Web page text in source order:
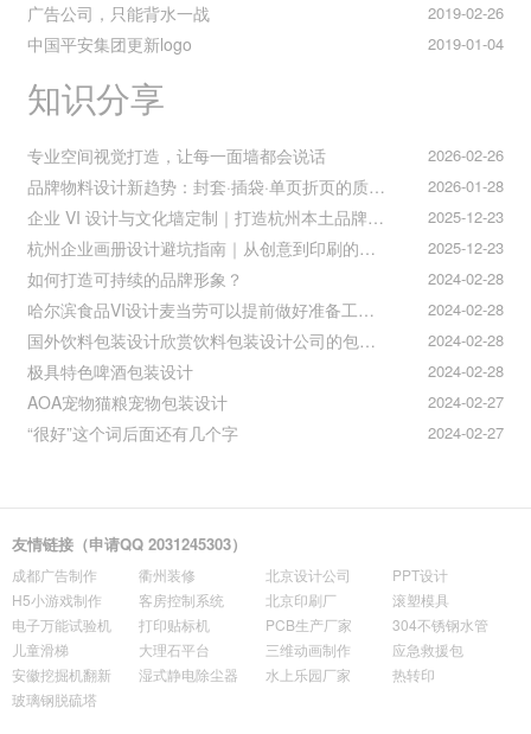
2019-02-26
广告公司，只能背水一战
2019-01-04
中国平安集团更新logo
知识分享
2026-02-26
专业空间视觉打造，让每一面墙都会说话
2026-01-28
品牌物料设计新趋势：封套·插袋·单页折页的质感升级之道
2025-12-23
企业 VI 设计与文化墙定制｜打造杭州本土品牌专属视觉符号
2025-12-23
杭州企业画册设计避坑指南｜从创意到印刷的全流程把控
2024-02-28
如何打造可持续的品牌形象？
2024-02-28
哈尔滨食品VI设计麦当劳可以提前做好准备工作促进挪动购买
2024-02-28
国外饮料包装设计欣赏饮料包装设计公司的包装设计
2024-02-28
极具特色啤酒包装设计
2024-02-27
AOA宠物猫粮宠物包装设计
2024-02-27
“很好”这个词后面还有几个字
友情链接（申请QQ 2031245303）
成都广告制作 衢州装修 北京设计公司
PPT设计
H5小游戏制作
客房控制系统 北京印刷厂
滚塑模具
电子万能试验机
打印贴标机 PCB生产厂家
304不锈钢水管
儿童滑梯
大理石平台 三维动画制作
应急救援包
安徽挖掘机翻新
湿式静电除尘器 水上乐园厂家
热转印
玻璃钢脱硫塔